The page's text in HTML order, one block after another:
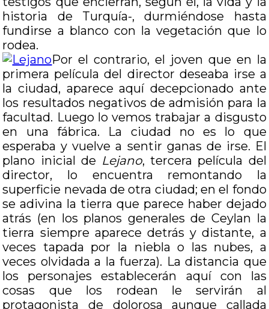
historia de Turquía-, durmiéndose hasta
fundirse a blanco con la vegetación que lo
rodea.
Por el contrario, el joven que en la
primera película del director deseaba irse a
la ciudad, aparece aquí decepcionado ante
los resultados negativos de admisión para la
facultad. Luego lo vemos trabajar a disgusto
en una fábrica. La ciudad no es lo que
esperaba y vuelve a sentir ganas de irse. El
plano inicial de Lejano, tercera película del
director, lo encuentra remontando la
superficie nevada de otra ciudad; en el fondo
se adivina la tierra que parece haber dejado
atrás (en los planos generales de Ceylan la
tierra siempre aparece detrás y distante, a
veces tapada por la niebla o las nubes, a
veces olvidada a la fuerza). La distancia que
los personajes establecerán aquí con las
cosas que los rodean le servirán al
protagonista de dolorosa aunque callada